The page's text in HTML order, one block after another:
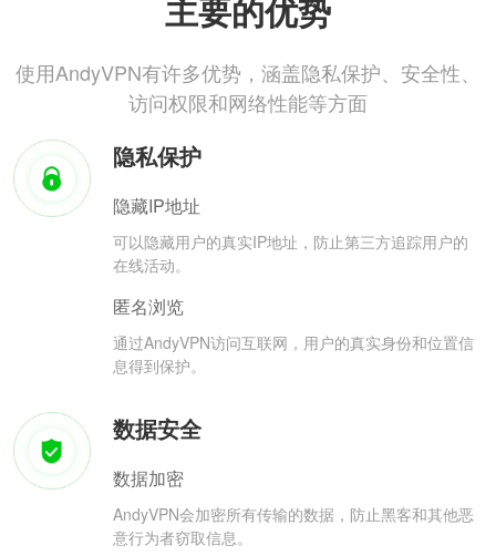
主要的优势
使用AndyVPN有许多优势，涵盖隐私保护、安全性、
访问权限和网络性能等方面
隐私保护
隐藏IP地址
可以隐藏用户的真实IP地址，防止第三方追踪用户的
在线活动。
匿名浏览
通过AndyVPN访问互联网，用户的真实身份和位置信
息得到保护。
数据安全
数据加密
AndyVPN会加密所有传输的数据，防止黑客和其他恶
意行为者窃取信息。